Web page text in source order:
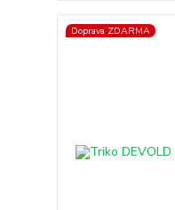
Doprava ZDARMA